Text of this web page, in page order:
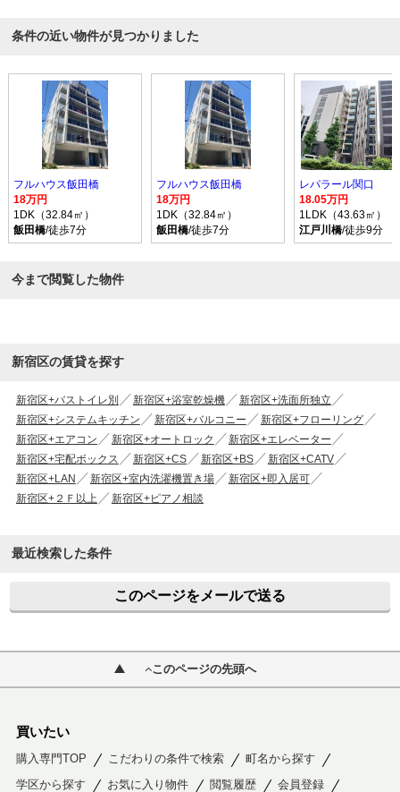
条件の近い物件が見つかりました
フルハウス飯田橋
18万円
1DK（32.84㎡）
飯田橋/徒歩7分
フルハウス飯田橋
18万円
1DK（32.84㎡）
飯田橋/徒歩7分
レパラール関口
18.05万円
1LDK（43.63㎡）
江戸川橋/徒歩9分
今まで閲覧した物件
新宿区の賃貸を探す
新宿区+バストイレ別 新宿区+浴室乾燥機
新宿区+洗面所独立
新宿区+システムキッチン
新宿区+バルコニー
新宿区+フローリング
新宿区+エアコン
新宿区+オートロック
新宿区+エレベーター
新宿区+宅配ボックス
新宿区+CS 新宿区+BS
新宿区+CATV
新宿区+LAN
新宿区+室内洗濯機置き場
新宿区+即入居可
新宿区+２Ｆ以上
新宿区+ピアノ相談
最近検索した条件
このページをメールで送る
このページの先頭へ
買いたい
購入専門TOP こだわりの条件で検索
町名から探す
学区から探す
お気に入り物件 閲覧履歴
会員登録